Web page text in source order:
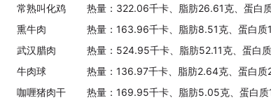
常熟叫化鸡
热量：322.06千卡、脂肪26.61克、蛋白
熏牛肉
热量：163.96千卡、脂肪8.51克、蛋白
武汉腊肉
热量：524.95千卡、脂肪52.11克、蛋白
牛肉球
热量：136.97千卡、脂肪2.64克、蛋白
咖喱猪肉干
热量：169.95千卡、脂肪5.05克、蛋白